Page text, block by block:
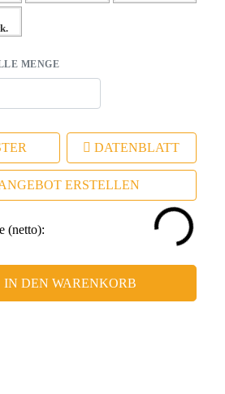
MENGE
DATENBLATT
ERSTELLEN
(netto):
IN DEN WARENKORB